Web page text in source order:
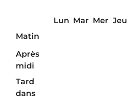
Lun Mar Mer Jeu
Matin
Après
midi
Tard
dans